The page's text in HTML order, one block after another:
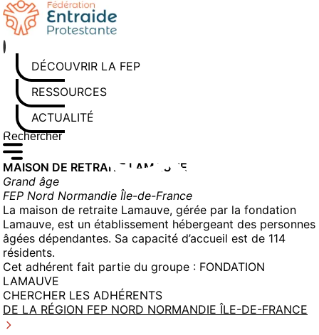
Aller
au
contenu
DÉCOUVRIR LA FEP
RESSOURCES
ACTUALITÉS
Rechercher sur le site
Saisissez au moins 3 caractères pour lancer la recherche
MAISON DE RETRAITE LAMAUVE
Grand âge
FEP Nord Normandie Île-de-France
La maison de retraite Lamauve, gérée par la fondation
Lamauve, est un établissement hébergeant des personnes
âgées dépendantes. Sa capacité d’accueil est de 114
résidents.
Cet adhérent fait partie du groupe : FONDATION
LAMAUVE
CHERCHER LES ADHÉRENTS
DE LA RÉGION FEP NORD NORMANDIE ÎLE-DE-FRANCE